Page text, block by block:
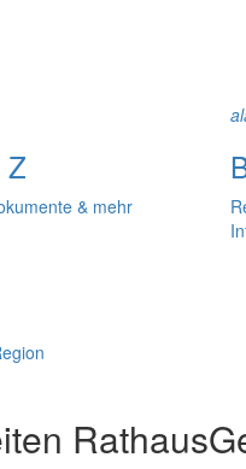
Z
& mehr
Rathaus